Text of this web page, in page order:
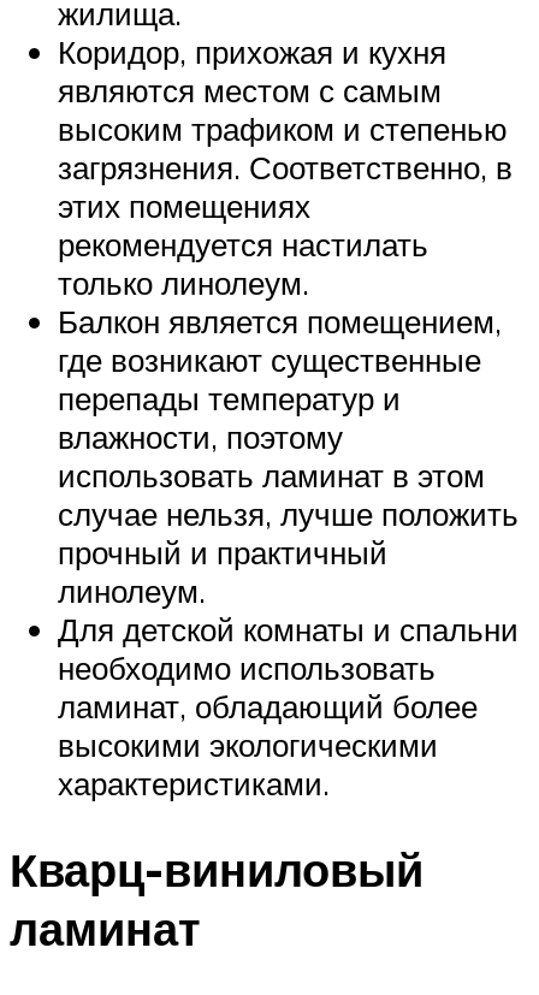
жилища.
Коридор, прихожая и кухня
являются местом с самым
высоким трафиком и степенью
загрязнения. Соответственно, в
этих помещениях
рекомендуется настилать
только линолеум.
Балкон является помещением,
где возникают существенные
перепады температур и
влажности, поэтому
использовать ламинат в этом
случае нельзя, лучше положить
прочный и практичный
линолеум.
Для детской комнаты и спальни
необходимо использовать
ламинат, обладающий более
высокими экологическими
характеристиками.
Кварц-виниловый
ламинат